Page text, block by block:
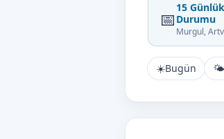
📅
15
Durumu
Murgul,
☀️Bugün 🌤️